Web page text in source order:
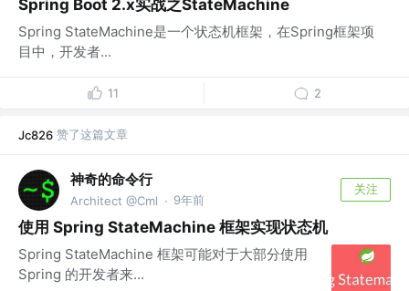
Spring Boot 2.x实战之StateMachine
Spring StateMachine是一个状态机框架，在Spring框架项
目中，开发者...
11 2
Jc826 赞了这篇文章
神奇的命令行
Architect @Cml · 9年前
关注
使用 Spring StateMachine 框架实现状态机
Spring StateMachine 框架可能对于大部分使用
Spring 的开发者来...